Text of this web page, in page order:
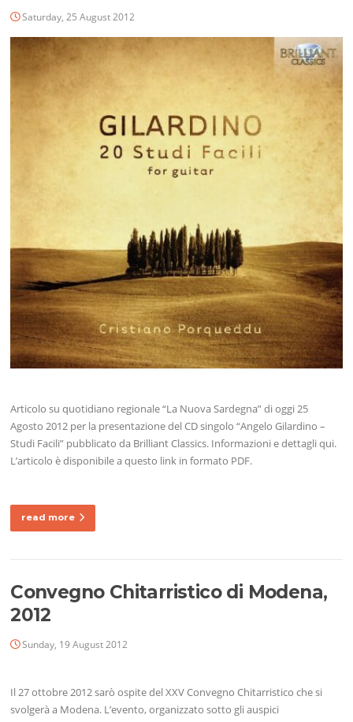
Saturday, 25 August 2012
Articolo su quotidiano regionale “La Nuova Sardegna” di oggi 25
Agosto 2012 per la presentazione del CD singolo “Angelo Gilardino –
Studi Facili” pubblicato da Brilliant Classics. Informazioni e dettagli qui.
L’articolo è disponibile a questo link in formato PDF.
read more
Convegno Chitarristico di Modena,
2012
Sunday, 19 August 2012
Il 27 ottobre 2012 sarò ospite del XXV Convegno Chitarristico che si
svolgerà a Modena. L’evento, organizzato sotto gli auspici